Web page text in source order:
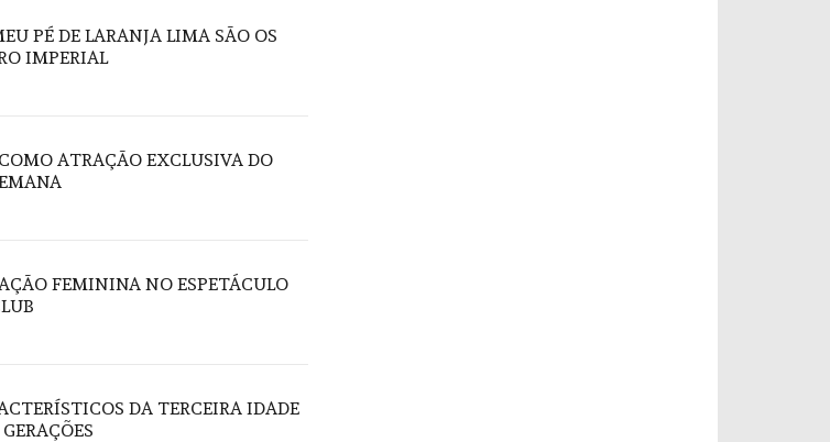
PÉ DE LARANJA LIMA SÃO OS
IMPERIAL
ATRAÇÃO EXCLUSIVA DO
FEMININA NO ESPETÁCULO
DA TERCEIRA IDADE